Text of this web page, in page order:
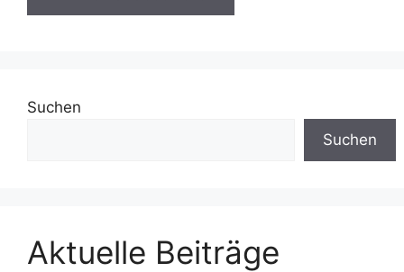
Suchen
Suchen
Aktuelle Beiträge